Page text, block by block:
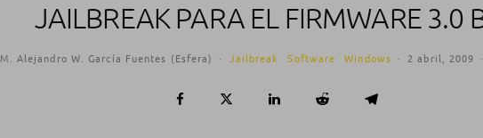
JAILBREAK PARA EL FIRMWARE 3.0
M. Alejandro W. García Fuentes (Esfera) · Jailbreak Software Windows · 2 abril, 2009 ·